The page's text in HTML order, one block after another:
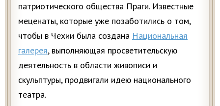
патриотического общества Праги. Известные
меценаты, которые уже позаботились о том,
чтобы в Чехии была создана Национальная
галерея, выполняющая просветительскую
деятельность в области живописи и
скульптуры, продвигали идею национального
театра.